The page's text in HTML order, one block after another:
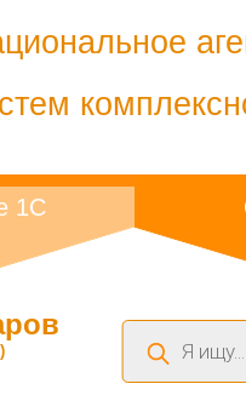
1С
Поиск
товаров